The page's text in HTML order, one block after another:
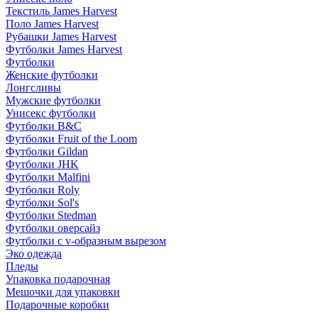
Текстиль James Harvest
Поло James Harvest
Рубашки James Harvest
Футболки James Harvest
Футболки
Женские футболки
Лонгсливы
Мужские футболки
Унисекс футболки
Футболки B&C
Футболки Fruit of the Loom
Футболки Gildan
Футболки JHK
Футболки Malfini
Футболки Roly
Футболки Sol's
Футболки Stedman
Футболки оверсайз
Футболки с v-образным вырезом
Эко одежда
Пледы
Упаковка подарочная
Мешочки для упаковки
Подарочные коробки